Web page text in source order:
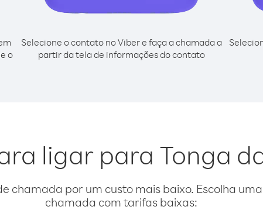
o
Selecione o contato no Viber e faça a chamada a
partir da tela de informações do contato
ligar para Tonga
chamada por um custo mais baixo. Escolha
chamada com tarifas baixas: